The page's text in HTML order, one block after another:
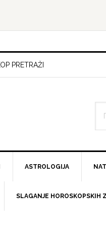
PRETRAŽI
ASTROLOGIJA
SLAGANJE HOROSKOPSKIH